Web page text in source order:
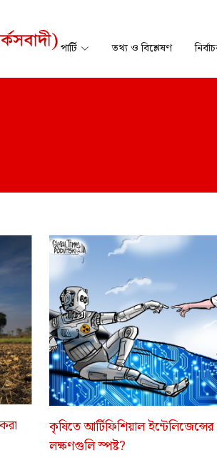
পার্টি তথ্য ও বিশ্লেষণ
কৃষিতে আর্টিফিশিয়াল
লক্ষণগুলি স্পষ্ট?